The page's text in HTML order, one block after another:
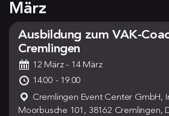
März
Ausbildung zum VAK-
Cremlingen
12 März- 14 März
14:00 - 19:00
Cremlingen Event Center GmbH,
Moorbusche 101, 38162 Cremlingen,